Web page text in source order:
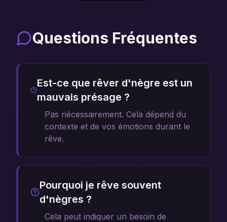
Questions Fréquentes
Est-ce que rêver d'nègre est un
mauvais présage ?
Pas nécessairement. Cela dépend du
contexte et de vos émotions durant le
rêve.
Pourquoi je rêve souvent
d'nègres ?
Cela peut indiquer un besoin de